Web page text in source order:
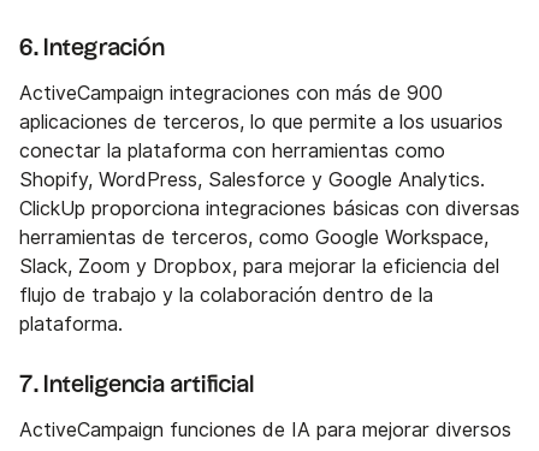
6. Integración
ActiveCampaign integraciones con más de 900
aplicaciones de terceros, lo que permite a los usuarios
conectar la plataforma con herramientas como
Shopify, WordPress, Salesforce y Google Analytics.
ClickUp proporciona integraciones básicas con diversas
herramientas de terceros, como Google Workspace,
Slack, Zoom y Dropbox, para mejorar la eficiencia del
flujo de trabajo y la colaboración dentro de la
plataforma.
7. Inteligencia artificial
ActiveCampaign funciones de IA para mejorar diversos